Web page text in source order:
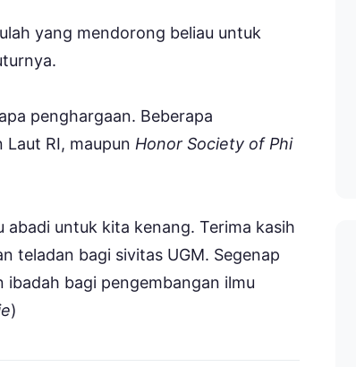
yang mendorong beliau untuk
penghargaan. Beberapa
RI, maupun Honor Society of Phi
abadi untuk kita kenang. Terima kasih
teladan bagi sivitas UGM. Segenap
ibadah bagi pengembangan ilmu
)